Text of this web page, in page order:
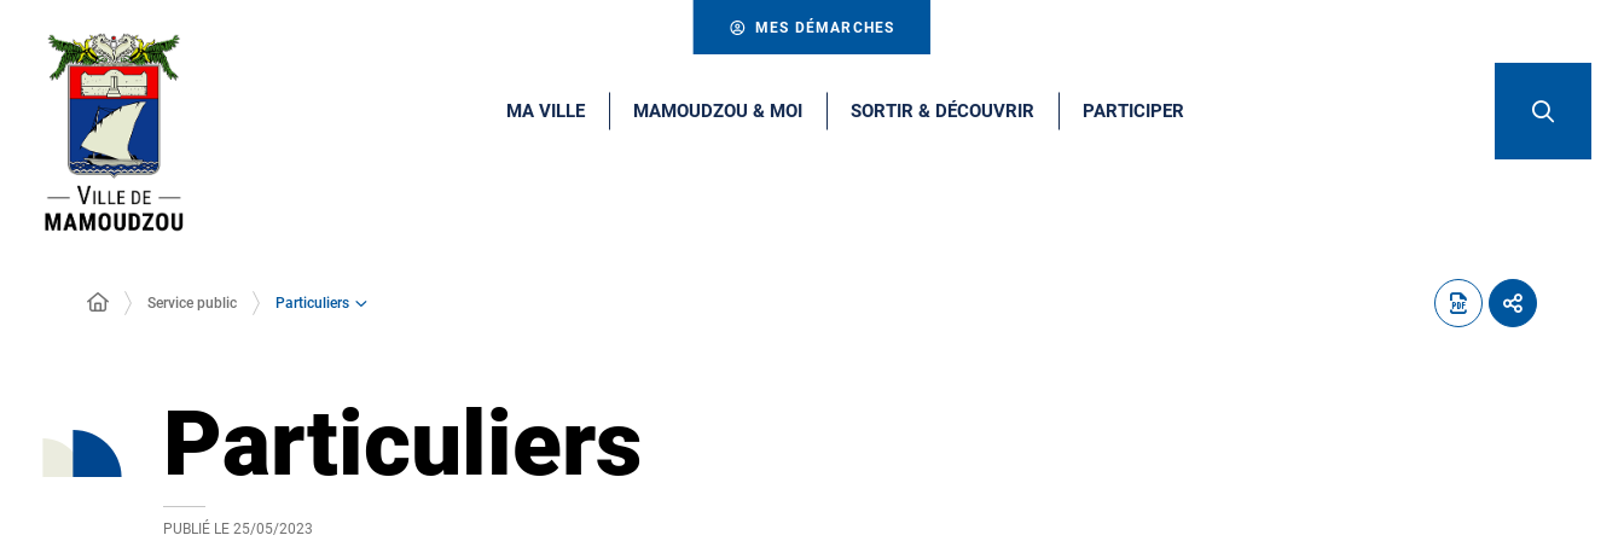
MES DÉMARCHES
MA VILLE MAMOUDZOU & MOI SORTIR & DÉCOUVRIR PARTICIPER
Service public Particuliers
Particuliers
PUBLIÉ LE 25/05/2023